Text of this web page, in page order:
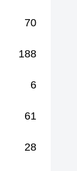
70
188
6
61
28